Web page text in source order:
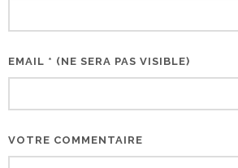
EMAIL * (NE SERA PAS VISIBLE)
VOTRE COMMENTAIRE